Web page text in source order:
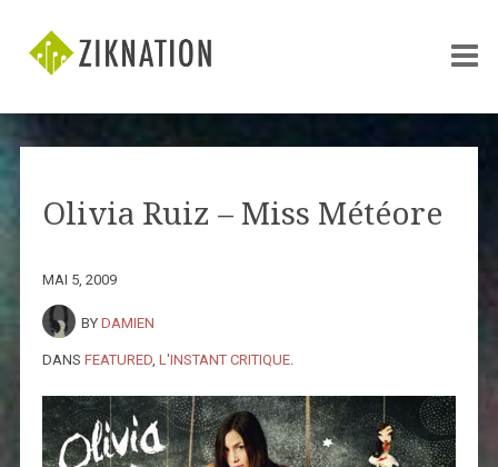
Olivia Ruiz – Miss Météore
MAI 5, 2009
BY DAMIEN
DANS FEATURED, L'INSTANT CRITIQUE.